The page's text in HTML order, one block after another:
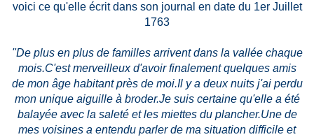
voici ce qu'elle écrit dans son journal en date du 1er Juillet
1763
"De plus en plus de familles arrivent dans la vallée chaque
mois.C'est merveilleux d'avoir finalement quelques amis
de mon âge habitant près de moi.Il y a deux nuits j'ai perdu
mon unique aiguille à broder.Je suis certaine qu'elle a été
balayée avec la saleté et les miettes du plancher.Une de
mes voisines a entendu parler de ma situation difficile et